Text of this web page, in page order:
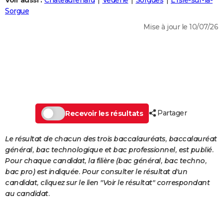
Destinations
City break
Voyage nature
Voyage de noces
Forum
Climat
+
PHOTO
Dictionnaire
PROGRAMME TV
S'inscrire
Se connecter
Lycées
Collèges
Primaires
Universités
Entreprises
Service militaire
Avis de recherche
AVIS DE DÉCÈS
FORUM
Bricolage
Lifestyle
Culture
Sport
Auto
Television
Voyage
Cinema
Sorgue
Mise à jour le 10/07/26
Recevoir les résultats Partager
Le résultat de chacun des trois baccalauréats, baccalauréat
général, bac technologique et bac professionnel, est publié.
Pour chaque candidat, la filière (bac général, bac techno,
bac pro) est indiquée. Pour consulter le résultat d'un
candidat, cliquez sur le lien "Voir le résultat" correspondant
au candidat.